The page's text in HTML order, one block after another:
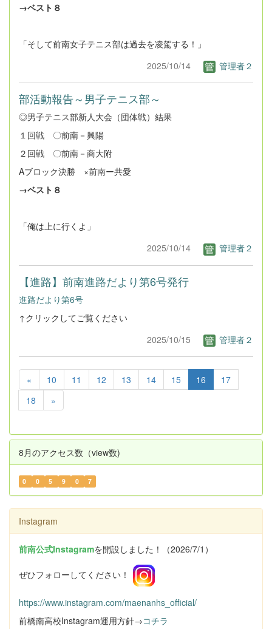
→ベスト８
「そして前南女子テニス部は過去を凌駕する！」
2025/10/14
管理者２
部活動報告～男子テニス部～
◎男子テニス部新人大会（団体戦）結果
１回戦 〇前南－興陽
２回戦 〇前南－商大附
Aブロック決勝 ×前南ー共愛
→ベスト８
「俺は上に行くよ」
2025/10/14
管理者２
【進路】前南進路だより第6号発行
進路だより第6号
↑クリックしてご覧ください
2025/10/15
管理者２
« 10 11 12 13 14 15 16
17
18
»
8月のアクセス数（view数)
0 0 5 9 0 7
Instagram
前南公式Instagramを開設しました！（2026/7/1）
ぜひフォローしてください！
https://www.instagram.com/maenanhs_official/
前橋南高校Instagram運用方針→コチラ